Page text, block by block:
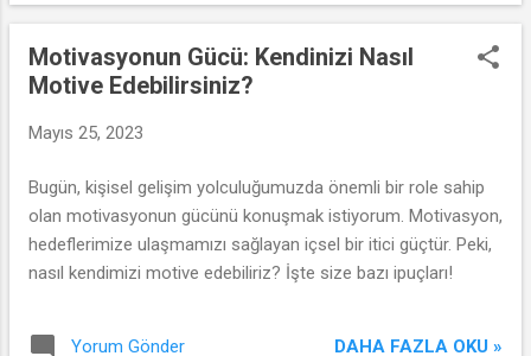
Motivasyonun Gücü: Kendinizi Nasıl
Motive Edebilirsiniz?
Mayıs 25, 2023
Bugün, kişisel gelişim yolculuğumuzda önemli bir role sahip
olan motivasyonun gücünü konuşmak istiyorum. Motivasyon,
hedeflerimize ulaşmamızı sağlayan içsel bir itici güçtür. Peki,
nasıl kendimizi motive edebiliriz? İşte size bazı ipuçları!
Yorum Gönder DAHA FAZLA OKU »